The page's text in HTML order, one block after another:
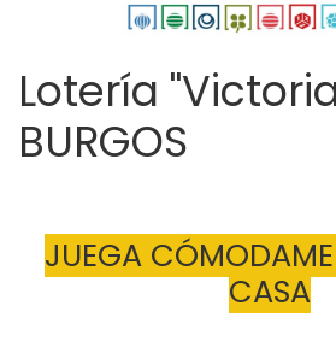
Lotería
BURGOS
JUEGA
CASA